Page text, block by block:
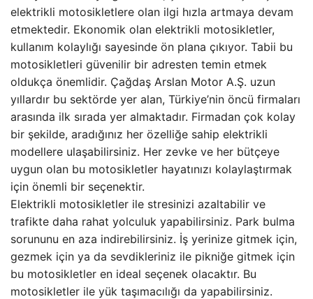
elektrikli motosikletlere olan ilgi hızla artmaya devam
etmektedir. Ekonomik olan elektrikli motosikletler,
kullanım kolaylığı sayesinde ön plana çıkıyor. Tabii bu
motosikletleri güvenilir bir adresten temin etmek
oldukça önemlidir. Çağdaş Arslan Motor A.Ş. uzun
yıllardır bu sektörde yer alan, Türkiye’nin öncü firmaları
arasında ilk sırada yer almaktadır. Firmadan çok kolay
bir şekilde, aradığınız her özelliğe sahip elektrikli
modellere ulaşabilirsiniz. Her zevke ve her bütçeye
uygun olan bu motosikletler hayatınızı kolaylaştırmak
için önemli bir seçenektir.
Elektrikli motosikletler ile stresinizi azaltabilir ve
trafikte daha rahat yolculuk yapabilirsiniz. Park bulma
sorununu en aza indirebilirsiniz. İş yerinize gitmek için,
gezmek için ya da sevdikleriniz ile pikniğe gitmek için
bu motosikletler en ideal seçenek olacaktır. Bu
motosikletler ile yük taşımacılığı da yapabilirsiniz.